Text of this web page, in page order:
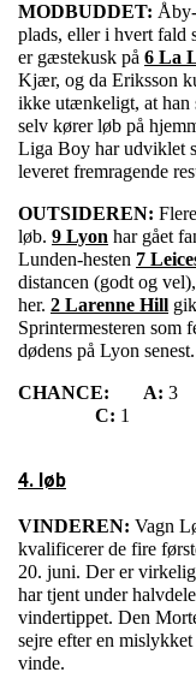
MODBUDDET:
plads, eller i hvert fald
er gæstekusk på 6 La
Kjær, og da Eriksson
ikke utænkeligt, at han
selv kører løb på
Liga Boy har udviklet
leveret fremragende
OUTSIDEREN:
løb. 9 Lyon har gået
Lunden-hesten 7
distancen (godt og
her. 2 Larenne Hill
Sprintermesteren som
dødens på Lyon senest.
CHANCE: A: 3
C: 1
4. løb
VINDEREN: Vagn
kvalificerer de fire
20. juni. Der er
har tjent under
vindertippet. Den
sejre efter en
vinde.